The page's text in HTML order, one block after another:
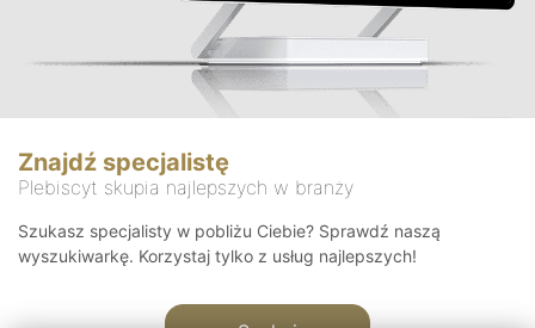
Znajdź specjalistę
Plebiscyt skupia najlepszych w branży
Szukasz specjalisty w pobliżu Ciebie? Sprawdź naszą
wyszukiwarkę. Korzystaj tylko z usług najlepszych!